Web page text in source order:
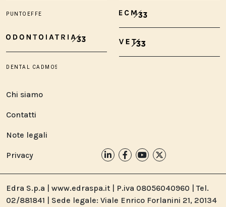
Chi siamo
Contatti
Note legali
Privacy
Edra S.p.a | www.edraspa.it | P.iva 08056040960 | Tel.
02/881841 | Sede legale: Viale Enrico Forlanini 21, 20134